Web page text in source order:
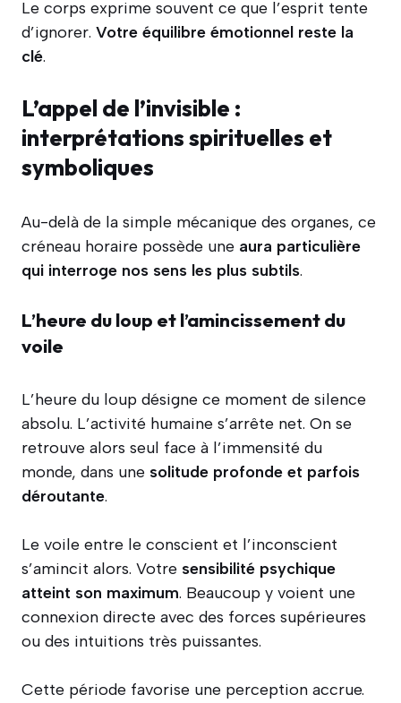
Le corps exprime souvent ce que l’esprit tente
d’ignorer. Votre équilibre émotionnel reste la
clé.
L’appel de l’invisible :
interprétations spirituelles et
symboliques
Au-delà de la simple mécanique des organes, ce
créneau horaire possède une aura particulière
qui interroge nos sens les plus subtils.
L’heure du loup et l’amincissement du
voile
L’heure du loup désigne ce moment de silence
absolu. L’activité humaine s’arrête net. On se
retrouve alors seul face à l’immensité du
monde, dans une solitude profonde et parfois
déroutante.
Le voile entre le conscient et l’inconscient
s’amincit alors. Votre sensibilité psychique
atteint son maximum. Beaucoup y voient une
connexion directe avec des forces supérieures
ou des intuitions très puissantes.
Cette période favorise une perception accrue.